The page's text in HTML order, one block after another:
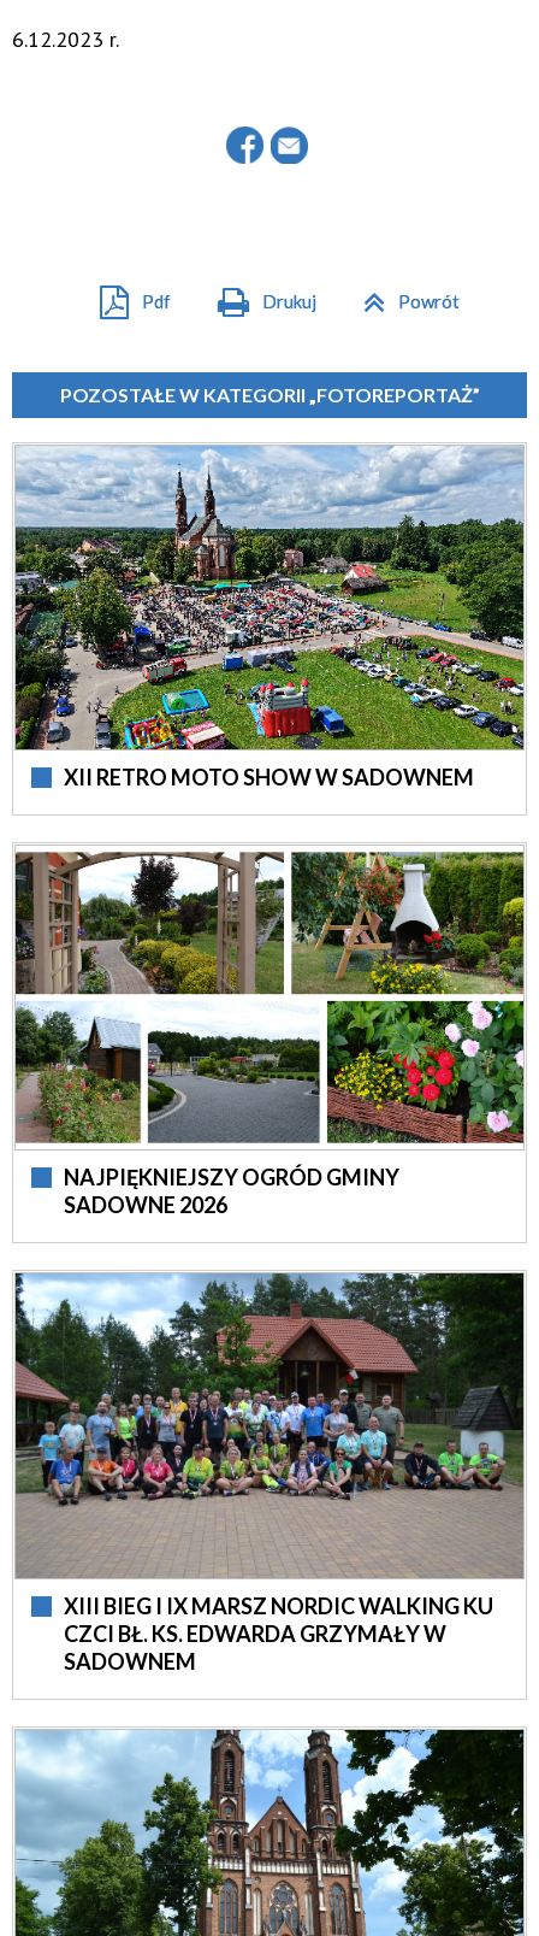
6.12.2023 r.
Pdf Drukuj Powrót
POZOSTAŁE W KATEGORII „FOTOREPORTAŻ”
XII RETRO MOTO SHOW W SADOWNEM
NAJPIĘKNIEJSZY OGRÓD GMINY
SADOWNE 2026
XIII BIEG I IX MARSZ NORDIC WALKING KU
CZCI BŁ. KS. EDWARDA GRZYMAŁY W
SADOWNEM